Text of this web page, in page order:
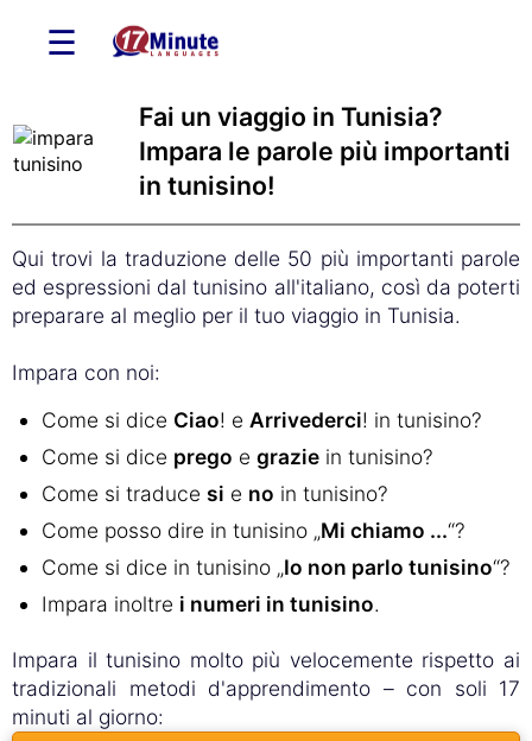
☰
Fai un viaggio in Tunisia?
Impara le parole più importanti
in tunisino!
Qui trovi la traduzione delle 50 più importanti parole
ed espressioni dal tunisino all'italiano, così da poterti
preparare al meglio per il tuo viaggio in Tunisia.
Impara con noi:
Come si dice Ciao! e Arrivederci! in tunisino?
Come si dice prego e grazie in tunisino?
Come si traduce si e no in tunisino?
Come posso dire in tunisino „Mi chiamo ...“?
Come si dice in tunisino „Io non parlo tunisino“?
Impara inoltre i numeri in tunisino.
Impara il tunisino molto più velocemente rispetto ai
tradizionali metodi d'apprendimento – con soli 17
minuti al giorno: